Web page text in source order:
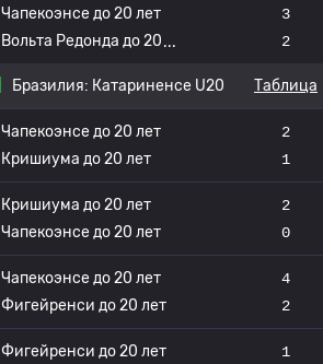
Чапекоэнсе до 20 лет
Вольта Редонда до 20
3
2
Бразилия: Катариненсе U20 Таблица
Чапекоэнсе до 20 лет
Кришиума до 20 лет
2
1
Кришиума до 20 лет
Чапекоэнсе до 20 лет
2
0
Чапекоэнсе до 20 лет
Фигейренси до 20 лет
4
2
Фигейренси до 20 лет
1